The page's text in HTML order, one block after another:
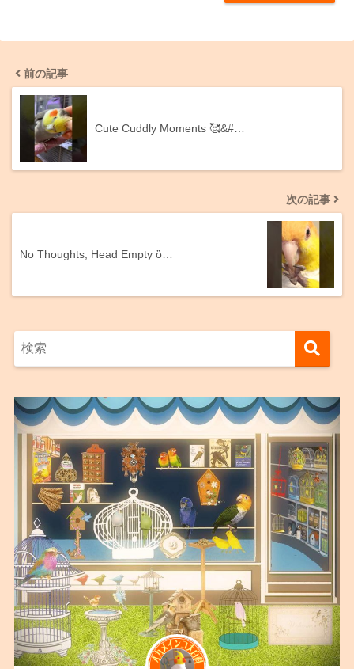
前の記事
Cute Cuddly Moments 🥰&#…
次の記事
No Thoughts; Head Empty ὂ…